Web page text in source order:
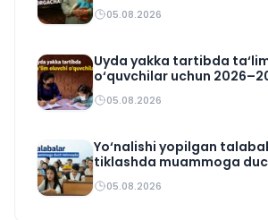
05.08.2026
Uyda yakka tartibda
o‘quvchilar uchun
rejasi tasdiqlandi
05.08.2026
Yo‘nalishi yopilgan
tiklashda muammoga
05.08.2026